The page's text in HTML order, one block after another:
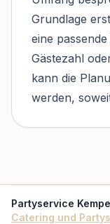
Grundlage
eine
Gästezahl
kann die
werden,
Partyservice
Catering und